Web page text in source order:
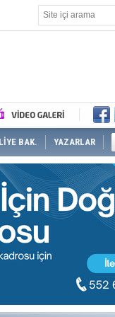
BAK. YAZARLAR